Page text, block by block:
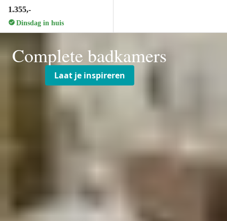
1.355,-
Dinsdag in huis
Complete badkamers
Laat je inspireren